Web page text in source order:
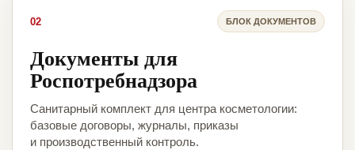
02 БЛОК ДОКУМЕНТОВ
Документы для
Роспотребнадзора
Санитарный комплект для центра косметологии:
базовые договоры, журналы, приказы
и производственный контроль.